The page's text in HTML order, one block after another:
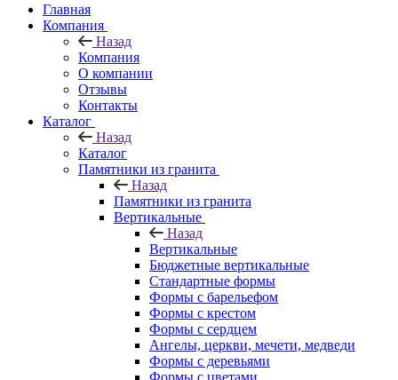
Главная
Компания
Назад
Компания
О компании
Отзывы
Контакты
Каталог
Назад
Каталог
Памятники из гранита
Назад
Памятники из гранита
Вертикальные
Назад
Вертикальные
Бюджетные вертикальные
Стандартные формы
Формы с барельефом
Формы с крестом
Формы с сердцем
Ангелы, церкви, мечети, медведи
Формы с деревьями
Формы с цветами